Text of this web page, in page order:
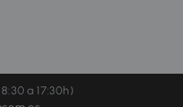
a 17:30h)